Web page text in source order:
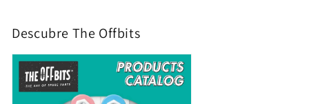
Descubre The Offbits